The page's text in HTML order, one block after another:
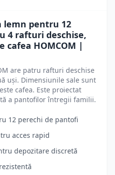
lemn pentru 12
4 rafturi deschise,
cafea HOMCOM |
are patru rafturi deschise
uși. Dimensiunile sale sunt
cafea. Este proiectat
a pantofilor întregii familii.
12 perechi de pantofi
acces rapid
depozitare discretă